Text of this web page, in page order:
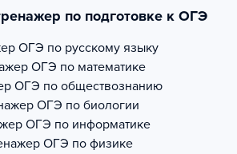
по подготовке к ОГЭ
ОГЭ по русскому языку
ОГЭ по математике
ОГЭ по обществознанию
ОГЭ по биологии
ОГЭ по информатике
ОГЭ по физике